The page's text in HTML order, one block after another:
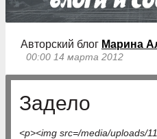
Авторский блог Марина
00:00 14 марта 2012
Задело
<p><img src=/media/uploads/